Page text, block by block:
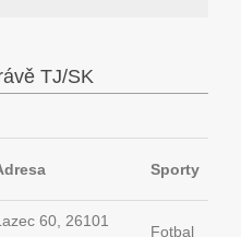
TJ/SK
Sporty
60, 26101
Fotbal